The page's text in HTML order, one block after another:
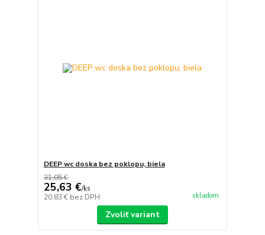
DEEP wc doska bez poklopu, biela
31,05 €
25,63 €/ks
20,83 € bez DPH skladom
Zvoliť variant